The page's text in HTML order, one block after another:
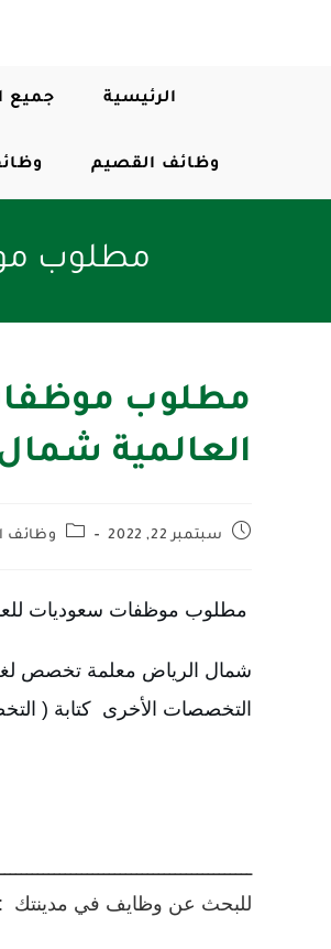
الرئيسية جميع
وظائف القصيم
مطلوب
مطلوب
العالمية
سبتمبر 22, 2022 وظائف
مطلوب موظفات سعوديات
شمال الرياض معلمة تخصص لغة
التخصصات الأخرى كتابة (
للبحث عن وظايف في مدينتك :